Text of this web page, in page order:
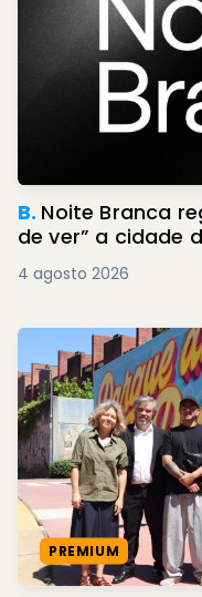
B. Noite Branca
de ver” a cidade
4 agosto 2026
PREMIUM